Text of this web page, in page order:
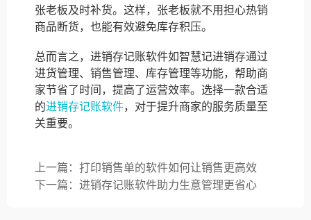
张老板及时补货。这样，张老板就不用担心热销
商品断货，也能有效避免库存积压。
总而言之，进销存记账软件如智慧记进销存通过
进货管理、销售管理、库存管理等功能，帮助商
家节省了时间，提高了运营效率。选择一款合适
的进销存记账软件，对于提升商家的服务质量至
关重要。
上一篇：打印销售单的软件如何让销售更高效
下一篇：进销存记账软件助力生意管理更省心